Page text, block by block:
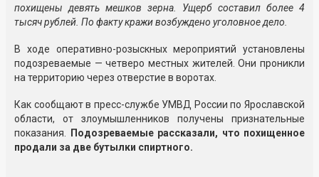
похищены девять мешков зерна. Ущерб составил более 4
тысяч рублей. По факту кражи возбуждено уголовное дело.
В ходе оперативно-розыскных мероприятий установлены
подозреваемые — четверо местных жителей. Они проникли
на территорию через отверстие в воротах.
Как сообщают в пресс-службе УМВД России по Ярославской
области, от злоумышленников получены признательные
показания. Подозреваемые рассказали, что похищенное
продали за две бутылки спиртного.